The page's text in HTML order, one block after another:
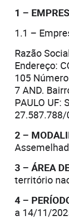
1 –
1.1 –
Razão
Endereço:
105
7 AND.
PAULO UF:
2 –
3 – ÁREA
território
4 –
a 14/11/